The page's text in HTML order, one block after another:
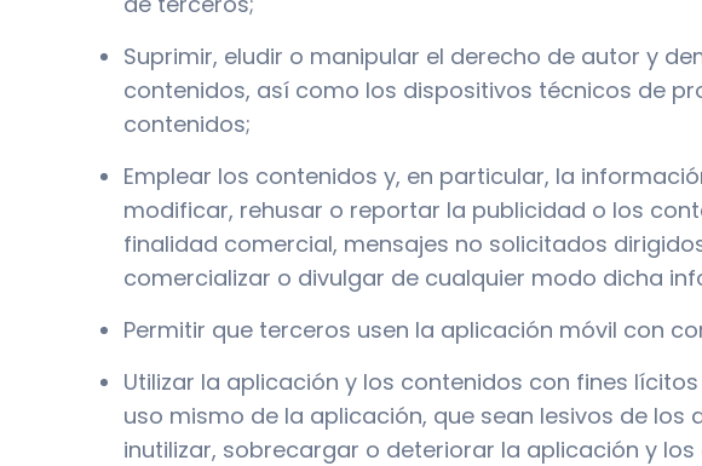
Suprimir, eludir o manipular el derecho de autor y
contenidos, así como los dispositivos técnicos de
contenidos;
Emplear los contenidos y, en particular, la
modificar, rehusar o reportar la publicidad o los
finalidad comercial, mensajes no solicitados
comercializar o divulgar de cualquier modo dicha
Permitir que terceros usen la aplicación móvil con
Utilizar la aplicación y los contenidos con fines
uso mismo de la aplicación, que sean lesivos de
inutilizar, sobrecargar o deteriorar la aplicación y